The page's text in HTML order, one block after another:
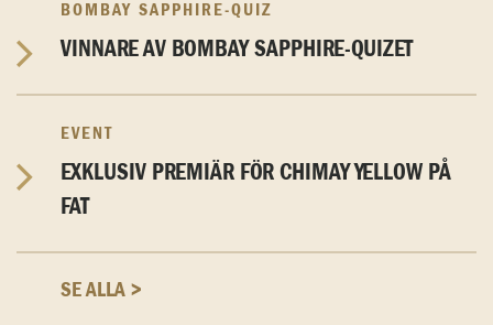
BOMBAY SAPPHIRE-QUIZ
VINNARE AV BOMBAY SAPPHIRE-QUIZET
EVENT
EXKLUSIV PREMIÄR FÖR CHIMAY YELLOW PÅ
FAT
SE ALLA >